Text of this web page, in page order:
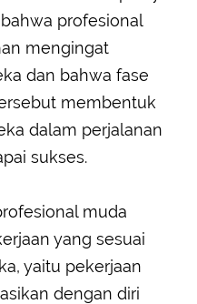
profesional
mengingat
dan bahwa fase
membentuk
dalam perjalanan
sukses.
muda
yang sesuai
yaitu pekerjaan
dengan diri